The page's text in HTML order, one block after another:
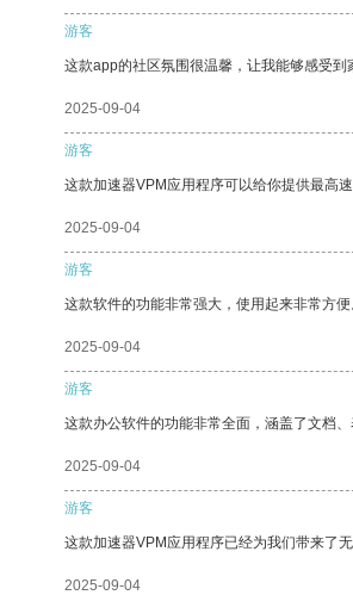
游客
这款app的社区氛围很温馨，让我能够感受到
2025-09-04
游客
这款加速器VPM应用程序可以给你提供最高
2025-09-04
游客
这款软件的功能非常强大，使用起来非常方便
2025-09-04
游客
这款办公软件的功能非常全面，涵盖了文档
2025-09-04
游客
这款加速器VPM应用程序已经为我们带来了
2025-09-04